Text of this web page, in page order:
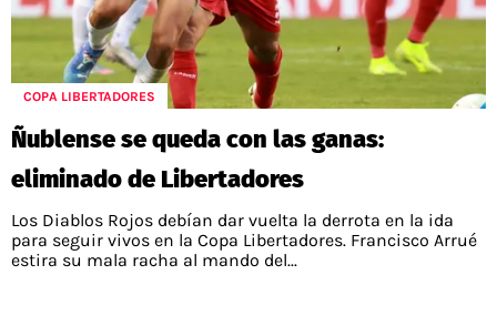
COPA LIBERTADORES
Ñublense se queda con las ganas:
eliminado de Libertadores
Los Diablos Rojos debían dar vuelta la derrota en la ida
para seguir vivos en la Copa Libertadores. Francisco Arrué
estira su mala racha al mando del...